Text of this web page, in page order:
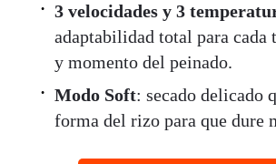
3 velocidades y 3
adaptabilidad total para cada
y momento del peinado.
Modo Soft: secado delicado
forma del rizo para que dure